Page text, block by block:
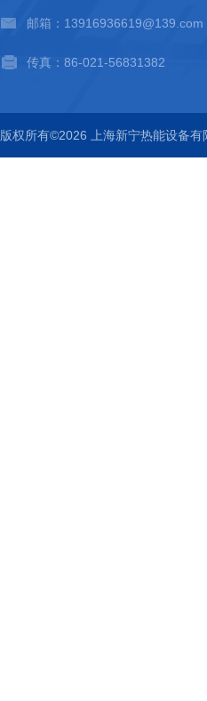
邮箱：13916936619@139.com
传真：86-021-56831382
版权所有©2026 上海新宁热能设备